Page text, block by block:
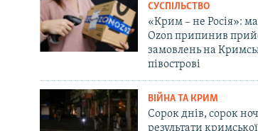
СУСПІЛЬСТВО
«Крим – не Росія»:
Ozon припинив
замовлень на
півострові
ВІЙНА ТА КРИМ
Сорок днів, сорок
результати кримської